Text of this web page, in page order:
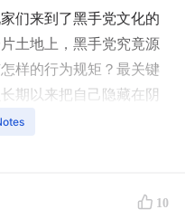
们来到了黑手党文化的
土地上，黑手党究竟源
样的行为规矩？最关键
期以来把自己隐藏在阴
10